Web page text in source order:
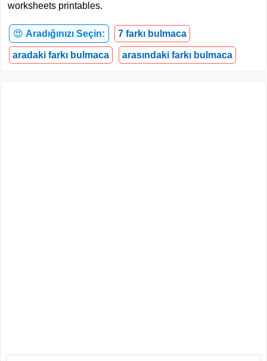
worksheets printables.
😍 Aradığınızı Seçin: 7 farkı bulmaca
aradaki farkı bulmaca arasındaki farkı bulmaca